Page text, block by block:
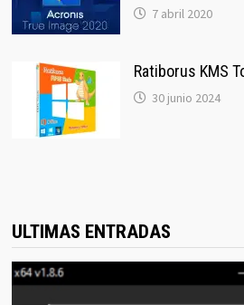
7 abril 2020
Ratiborus KMS
30 junio 2024
ULTIMAS ENTRADAS